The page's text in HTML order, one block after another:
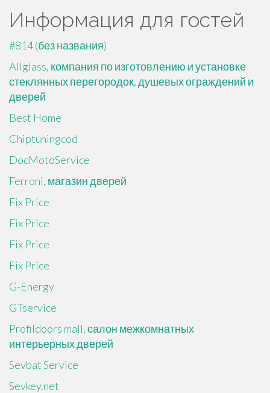
Информация для гостей
#814 (без названия)
Allglass, компания по изготовлению и установке
стеклянных перегородок, душевых ограждений и
дверей
Best Home
Chiptuningcod
DocMotoService
Ferroni, магазин дверей
Fix Price
Fix Price
Fix Price
Fix Price
G-Energy
GTservice
Profildoors mall, салон межкомнатных
интерьерных дверей
Sevbat Service
Sevkey.net